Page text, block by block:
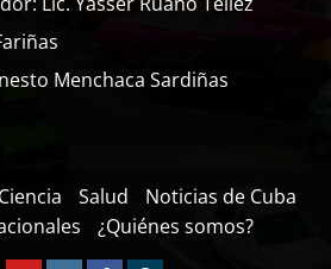
Menchaca Sardiñas
Ciencia Salud
Noticias de Cuba
¿Quiénes somos?